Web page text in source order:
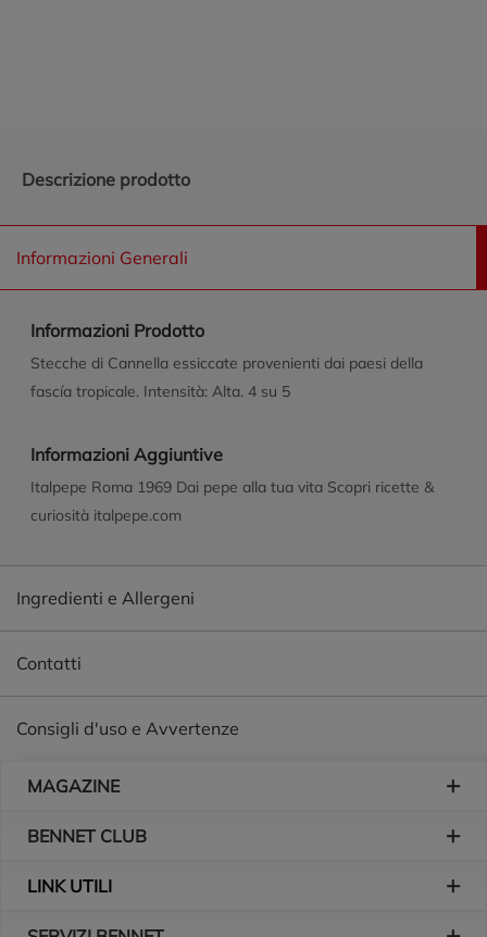
Descrizione prodotto
Informazioni Generali
Informazioni Prodotto
Stecche di Cannella essiccate provenienti dai paesi della
fascía tropicale. Intensità: Alta. 4 su 5
Informazioni Aggiuntive
Italpepe Roma 1969 Dai pepe alla tua vita Scopri ricette &
curiosità italpepe.com
Ingredienti e Allergeni
Contatti
Consigli d'uso e Avvertenze
MAGAZINE
BENNET CLUB
LINK UTILI